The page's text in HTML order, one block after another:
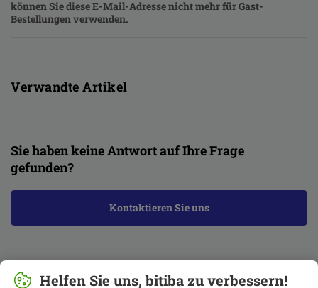
können Sie diese E-Mail-Adresse nicht mehr für Gast-
Bestellungen verwenden.
Verwandte Artikel
Sie haben keine Antwort auf Ihre Frage
gefunden?
Kontaktieren Sie uns
Helfen Sie uns, bitiba zu verbessern!